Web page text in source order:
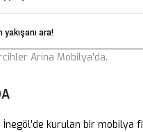
Hakkımızda
kurulan bir mobilya